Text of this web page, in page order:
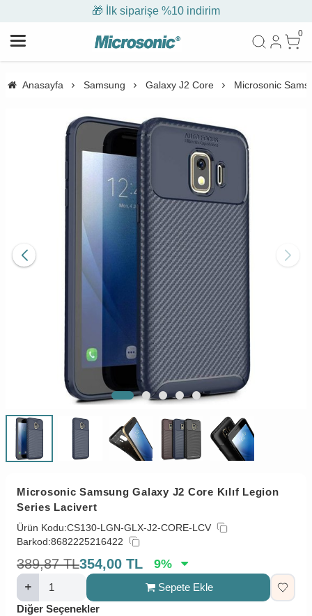
🎁 İlk siparişe %10 indirim
0
Anasayfa Samsung Galaxy J2 Core Microsonic
Microsonic Samsung Galaxy J2 Core Kılıf Legion
Series Lacivert
Ürün Kodu:CS130-LGN-GLX-J2-CORE-LCV
Barkod:8682225216422
389,87 TL354,00 TL 9%
Sepete Ekle
Diğer Seçenekler